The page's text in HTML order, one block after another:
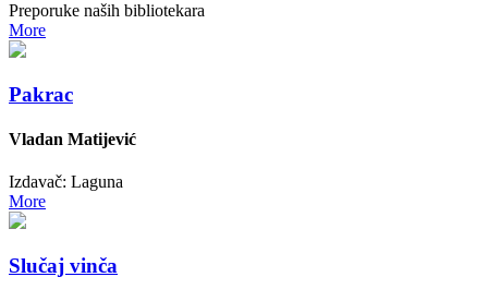
Preporuke naših bibliotekara
More
Pakrac
Vladan Matijević
Izdavač: Laguna
More
Slučaj vinča